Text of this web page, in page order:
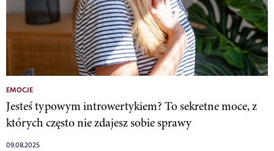
EMOCJE
Jesteś typowym introwertykiem? To sekretne moce, z
których często nie zdajesz sobie sprawy
09.08.2025